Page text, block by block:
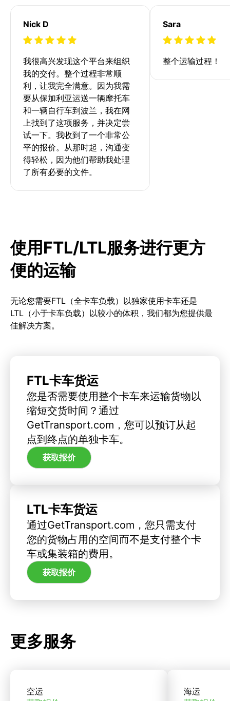
Nick D
我很高兴发现这个平台来组织
我的交付。整个过程非常顺
利，让我完全满意。因为我需
要从保加利亚运送一辆摩托车
和一辆自行车到波兰，我在网
上找到了这项服务，并决定尝
试一下。我收到了一个非常公
平的报价。从那时起，沟通变
得轻松，因为他们帮助我处理
了所有必要的文件。
Sara
整个运输过程！
使用FTL/LTL服务进行更方
便的运输
无论您需要FTL（全卡车负载）以独家使用卡车还是
LTL（小于卡车负载）以较小的体积，我们都为您提供最
佳解决方案。
FTL卡车货运
您是否需要使用整个卡车来运输货物以
缩短交货时间？通过
GetTransport.com，您可以预订从起
点到终点的单独卡车。
获取报价
LTL卡车货运
通过GetTransport.com，您只需支付
您的货物占用的空间而不是支付整个卡
车或集装箱的费用。
获取报价
更多服务
空运
海运